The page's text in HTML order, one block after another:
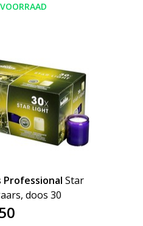
Professional Star
doos 30